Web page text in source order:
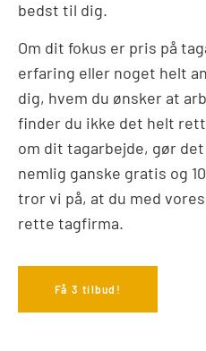
bedst til dig.
Om dit fokus er pris på
erfaring eller noget helt
dig, hvem du ønsker at
finder du ikke det helt
om dit tagarbejde, gør
nemlig ganske gratis og
tror vi på, at du med
rette tagfirma.
Få 3 tilbud!